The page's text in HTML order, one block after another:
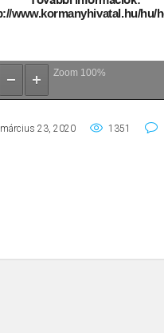
Zoom 100%
március 23, 2020 1351